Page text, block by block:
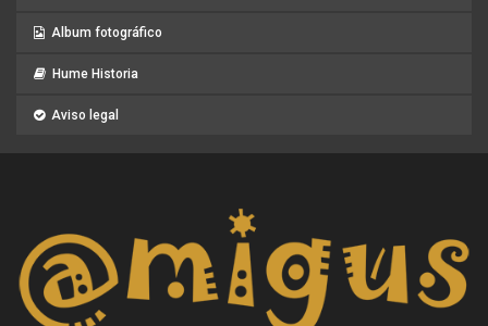
Album fotográfico
Hume Historia
Aviso legal